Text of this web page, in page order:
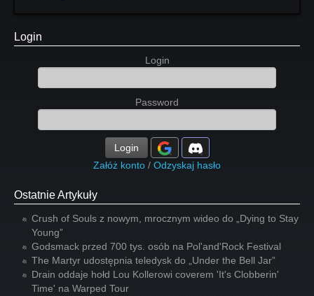
Login
Login
Password
Login
Załóż konto / Odzyskaj hasło
Ostatnie Artykuły
Crush of Souls z nowym, mrocznym wideo do „Dying to Stay
Young”
Godsmack przed 700 tys. osób na Pol'and'Rock Festival
The Martyr udostępnia teledysk do „Under the Bell Jar”
Drain oddaje hołd Lou Kollerowi coverem 'It's Clobberin'
Time' na Warped Tour